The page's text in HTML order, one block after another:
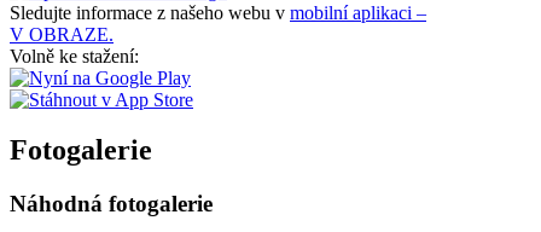
Sledujte informace z našeho webu v mobilní aplikaci –
V OBRAZE.
Volně ke stažení:
Fotogalerie
Náhodná fotogalerie